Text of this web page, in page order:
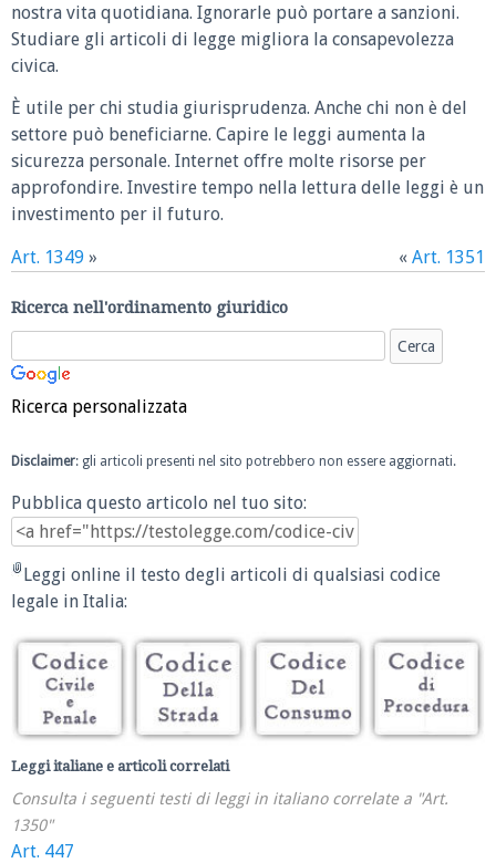
nostra vita quotidiana. Ignorarle può portare a sanzioni.
Studiare gli articoli di legge migliora la consapevolezza
civica.
È utile per chi studia giurisprudenza. Anche chi non è del
settore può beneficiarne. Capire le leggi aumenta la
sicurezza personale. Internet offre molte risorse per
approfondire. Investire tempo nella lettura delle leggi è un
investimento per il futuro.
Art. 1349 » « Art. 1351
Ricerca nell'ordinamento giuridico
Ricerca personalizzata
Disclaimer: gli articoli presenti nel sito potrebbero non essere aggiornati.
Pubblica questo articolo nel tuo sito:
Leggi online il testo degli articoli di qualsiasi codice
legale in Italia:
Leggi italiane e articoli correlati
Consulta i seguenti testi di leggi in italiano correlate a "Art.
1350"
Art. 447